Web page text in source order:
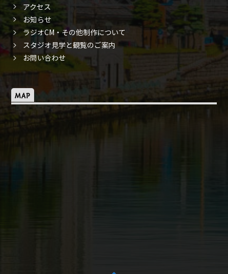
アクセス
お知らせ
ラジオCM・その他制作について
スタジオ見学と観覧のご案内
お問い合わせ
MAP